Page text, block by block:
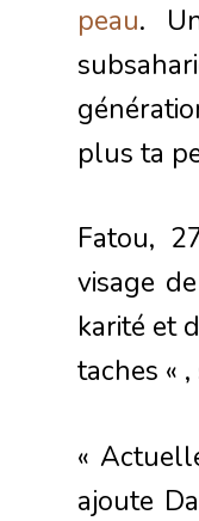
peau.
plus ta
Fatou,
visage
karité et
taches «
«
ajoute